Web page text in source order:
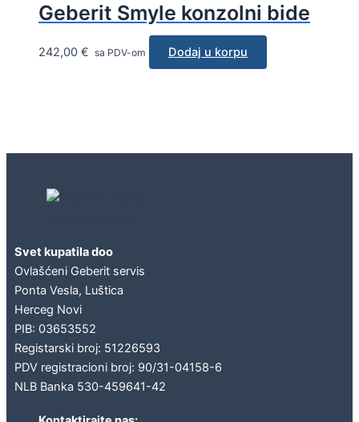
Geberit Smyle konzolni bide
242,00 € sa PDV-om Dodaj u korpu
Svet kupatila doo
Ovlašćeni Geberit servis
Ponta Vesla, Luštica
Herceg Novi
PIB: 03653552
Registarski broj: 51226593
PDV registracioni broj: 90/31-04158-6
NLB Banka 530-459641-42